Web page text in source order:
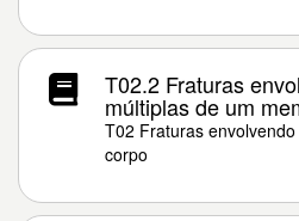
T02.2 Fraturas
múltiplas de um
T02 Fraturas
corpo